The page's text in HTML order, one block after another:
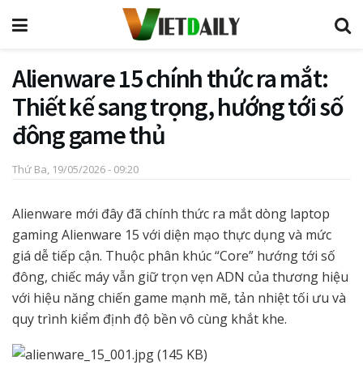
Alienware 15 chính thức ra mắt:
Thiết kế sang trọng, hướng tới số
đông game thủ
Thứ Ba, 19/05/2026 - 09:20
Alienware mới đây đã chính thức ra mắt dòng laptop
gaming Alienware 15 với diện mạo thực dụng và mức
giá dễ tiếp cận. Thuộc phân khúc “Core” hướng tới số
đông, chiếc máy vẫn giữ trọn vẹn ADN của thương hiệu
với hiệu năng chiến game mạnh mẽ, tản nhiệt tối ưu và
quy trình kiểm định độ bền vô cùng khắt khe.